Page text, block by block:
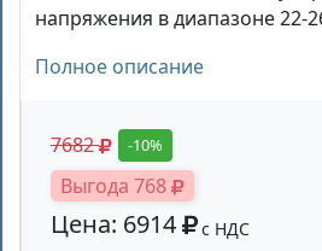
напряжения в диапазоне 22-
Полное описание
7682 -10%
Выгода 768
Цена: 6914 с НДС